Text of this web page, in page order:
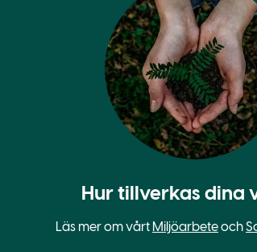
Hur tillverkas dina
Läs mer om vårt Miljöarbeteoch